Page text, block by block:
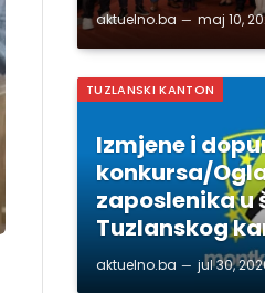
aktuelno.ba maj 10,
TUZLANSKI KANTON
Izmjene i
konkursa/
zaposlenika u
Tuzlanskog
aktuelno.ba jul 30,